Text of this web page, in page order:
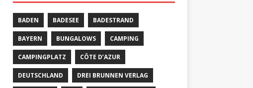
BADEN BADESEE BADESTRAND
BAYERN BUNGALOWS CAMPING
CAMPINGPLATZ CÔTE D’AZUR
DEUTSCHLAND DREI BRUNNEN VERLAG